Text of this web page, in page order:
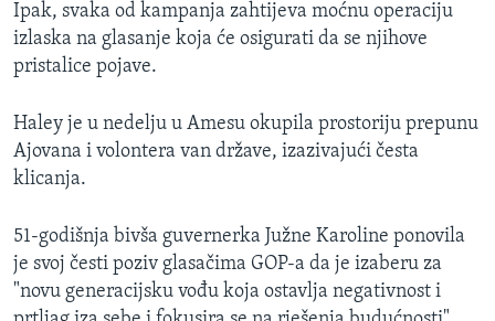
Ipak, svaka od kampanja zahtijeva moćnu operaciju
izlaska na glasanje koja će osigurati da se njihove
pristalice pojave.
Haley je u nedelju u Amesu okupila prostoriju prepunu
Ajovana i volontera van države, izazivajući česta
klicanja.
51-godišnja bivša guvernerka Južne Karoline ponovila
je svoj česti poziv glasačima GOP-a da je izaberu za
"novu generacijsku vođu koja ostavlja negativnost i